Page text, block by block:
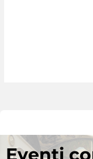
Eventi